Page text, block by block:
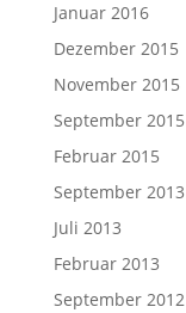
Januar 2016
Dezember 2015
November 2015
September 2015
Februar 2015
September 2013
Juli 2013
Februar 2013
September 2012